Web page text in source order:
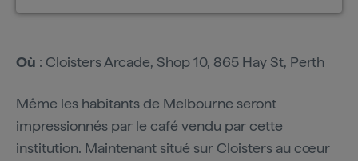
Où : Cloisters Arcade, Shop 10, 865 Hay St, Perth
Même les habitants de Melbourne seront
impressionnés par le café vendu par cette
institution. Maintenant situé sur Cloisters au cœur